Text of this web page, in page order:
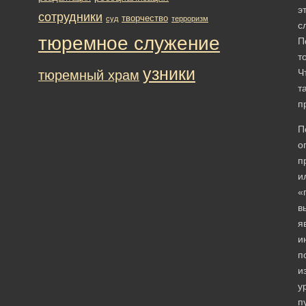
сотрудники суд творчество терроризм
тюремное служение
тюремный храм узники